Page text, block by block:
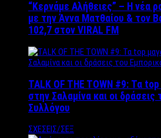
“Kερνάμε Αλήθειες” – Η νέα
με την Άννα Ματθαίου & τον
102,7 στον VIRAL FM
TALK OF THE TOWN #9: Τα
στην Σαλαμίνα και οι δράσεις
Συλλόγου
ΣΧΕΣΕΙΣ/ΣΕΞ